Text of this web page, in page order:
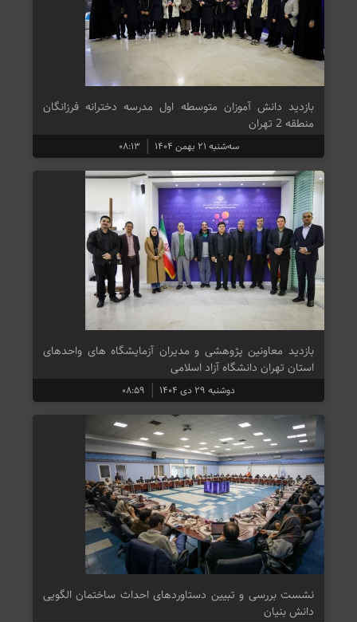
بازدید دانش آموزان متوسطه اول مدرسه دخترانه فرزانگان
منطقه 2 تهران
سه‌شنبه ۲۱ بهمن ۱۴۰۴ ۰۸:۱۳
بازدید معاونین پژوهشی و مدیران آزمایشگاه های واحدهای
استان تهران دانشگاه آزاد اسلامی
دوشنبه ۲۹ دی ۱۴۰۴ ۰۸:۵۹
نشست بررسی و تبیین دستاورد‌های احداث ساختمان الگویی
دانش بنیان